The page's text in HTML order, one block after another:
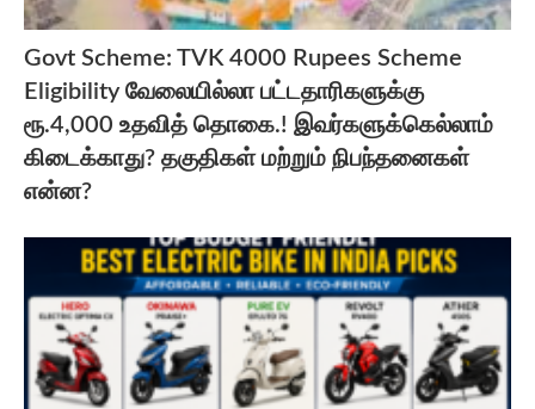
Govt Scheme: TVK 4000 Rupees Scheme
Eligibility வேலையில்லா பட்டதாரிகளுக்கு
ரூ.4,000 உதவித் தொகை.! இவர்களுக்கெல்லாம்
கிடைக்காது? தகுதிகள் மற்றும் நிபந்தனைகள்
என்ன?